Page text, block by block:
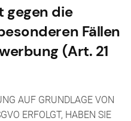
die
Fällen
(Art. 21
AUF GRUNDLAGE VON
ERFOLGT, HABEN SIE